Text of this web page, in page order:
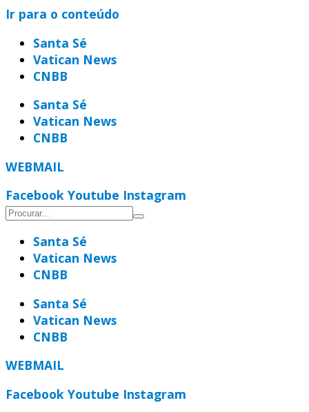
Ir para o conteúdo
Santa Sé
Vatican News
CNBB
Santa Sé
Vatican News
CNBB
WEBMAIL
Facebook Youtube Instagram
Santa Sé
Vatican News
CNBB
Santa Sé
Vatican News
CNBB
WEBMAIL
Facebook Youtube Instagram